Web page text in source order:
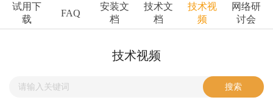
Ansys
Perforce
亿道动态
市场活动
技术文档
试用下
载
FAQ
安装文
档
技术文
档
技术视
频
网络研
讨会
技术视频